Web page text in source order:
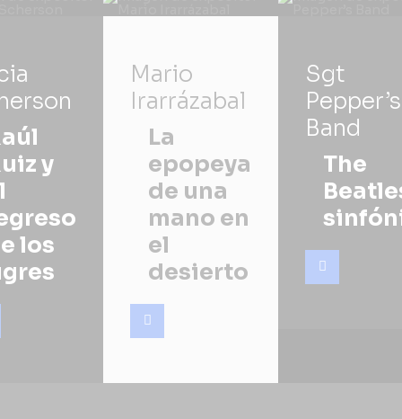
y
los
Mario
Irarrázabal
La
epopeya
de una
mano en
el
desierto
Sgt
Pepper’s
Band
The